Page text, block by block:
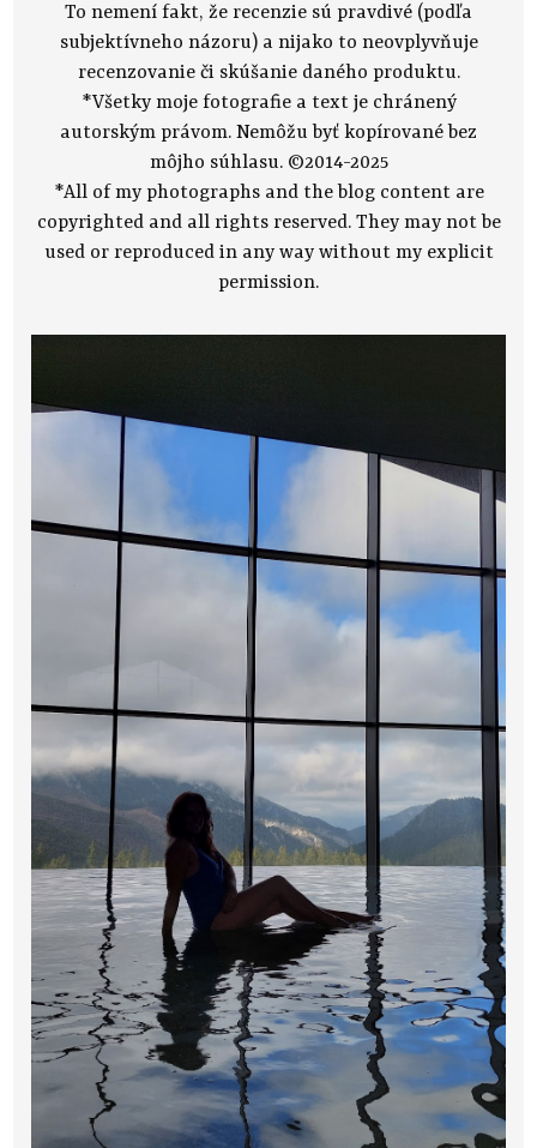
To nemení fakt, že recenzie sú pravdivé (podľa
subjektívneho názoru) a nijako to neovplyvňuje
recenzovanie či skúšanie daného produktu.
*Všetky moje fotografie a text je chránený
autorským právom. Nemôžu byť kopírované bez
môjho súhlasu. ©2014-2025
*All of my photographs and the blog content are
copyrighted and all rights reserved. They may not be
used or reproduced in any way without my explicit
permission.